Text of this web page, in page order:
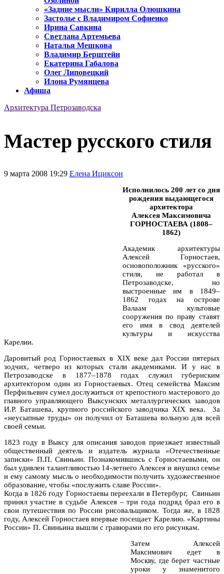
«Задние мысли» Кирилла Олюшкина
Застолье с Владимиром Софиенко
Ирина Савкина
Светлана Артемьева
Наталья Мешкова
Владимир Берштейн
Екатерина Габалова
Олег Липовецкий
Илона Румянцева
Афиша
Архитектура Петрозаводска
Мастер русского стиля
9 марта 2008 19:29 Елена Ициксон
Исполнилось 200 лет со дня
рождения выдающегося
архитектора
Алексея Максимовича
ГОРНОСТАЕВА (1808–
1862)
Академик архитектуры
Алексей Горностаев,
основоположник «русского»
стиля, не работал в
Петрозаводске, но
выстроенные им в 1849–
1862 годах на острове
Валаам культовые
сооружения по праву ставят
его имя в свод деятелей
культуры и искусства
Карелии.
Даровитый род Горностаевых в XIX веке дал России пятерых
зодчих, четверо из которых стали академиками. И у нас в
Петрозаводске в 1877–1878 годах служил губернским
архитектором один из Горностаевых. Отец семейства Максим
Перфильевич сумел дослужиться от крепостного мастерового до
главного управляющего Выксунских металлургических заводов
И.Р. Баташева, крупного российского заводчика XIX века. За
«неусыпные труды» он получил от Баташева вольную для всей
своей семьи.
1823 году в Выксу для описания заводов приезжает известный
общественный деятель и издатель журнала «Отечественные
записки» П.П. Свиньин. Познакомившись с Горностаевыми, он
был удивлен талантливостью 14-летнего Алексея и внушил семье
и ему самому мысль о необходимости получить художественное
образование, чтобы «послужить славе России».
Когда в 1826 году Горностаевы переехали в Петербург, Свиньин
принял участие в судьбе Алексея – три года подряд брал его в
свои путешествия по России рисовальщиком. Тогда же, в 1828
году, Алексей Горностаев впервые посещает Карелию. «Картины
России» П. Свиньина вышли с гравюрами по его рисункам.
Затем Алексей
Максимович едет в
Москву, где берет частные
уроки у знаменитого